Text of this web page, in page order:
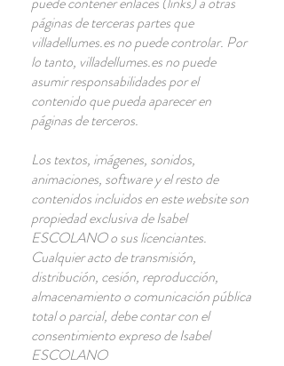
páginas de terceras partes que
villadellumes.es no puede controlar. Por
lo tanto, villadellumes.es no puede
asumir responsabilidades por el
contenido que pueda aparecer en
páginas de terceros.
Los textos, imágenes, sonidos,
animaciones, software y el resto de
contenidos incluidos en este website son
propiedad exclusiva de Isabel
ESCOLANO o sus licenciantes.
Cualquier acto de transmisión,
distribución, cesión, reproducción,
almacenamiento o comunicación pública
total o parcial, debe contar con el
consentimiento expreso de Isabel
ESCOLANO